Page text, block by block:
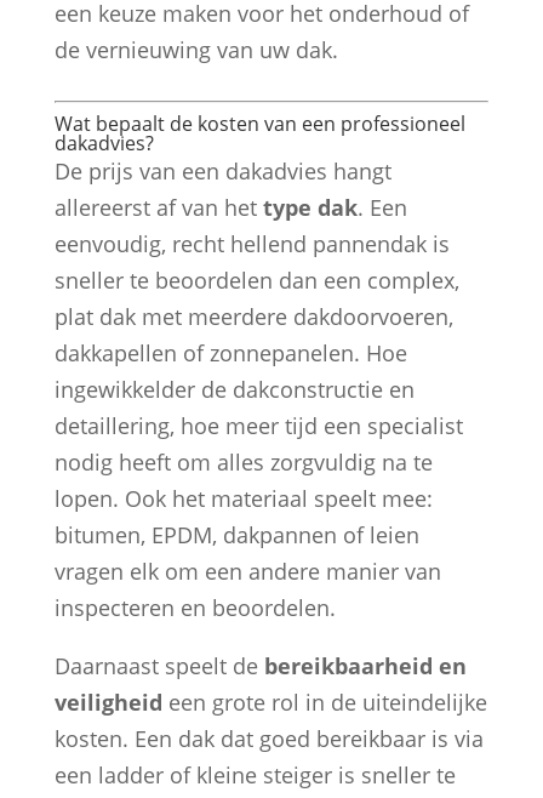
een keuze maken voor het onderhoud of
de vernieuwing van uw dak.
Wat bepaalt de kosten van een professioneel
dakadvies?
De prijs van een dakadvies hangt
allereerst af van het type dak. Een
eenvoudig, recht hellend pannendak is
sneller te beoordelen dan een complex,
plat dak met meerdere dakdoorvoeren,
dakkapellen of zonnepanelen. Hoe
ingewikkelder de dakconstructie en
detaillering, hoe meer tijd een specialist
nodig heeft om alles zorgvuldig na te
lopen. Ook het materiaal speelt mee:
bitumen, EPDM, dakpannen of leien
vragen elk om een andere manier van
inspecteren en beoordelen.
Daarnaast speelt de bereikbaarheid en
veiligheid een grote rol in de uiteindelijke
kosten. Een dak dat goed bereikbaar is via
een ladder of kleine steiger is sneller te